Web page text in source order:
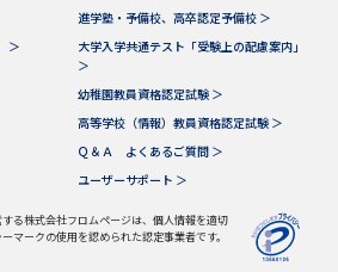
進学塾・予備校、高卒認定予備校 ＞
＞
大学入学共通テスト「受験上の配慮案内」
＞
幼稚園教員資格認定試験 ＞
高等学校（情報）教員資格認定試験 ＞
Ｑ＆Ａ よくあるご質問 ＞
ユーザーサポート ＞
る株式会社フロムページは、個人情報を適切
マークの使用を認められた認定事業者です。